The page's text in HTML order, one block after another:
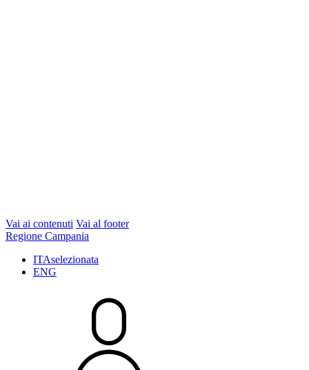
Vai ai contenuti Vai al footer
Regione Campania
ITAselezionata
ENG